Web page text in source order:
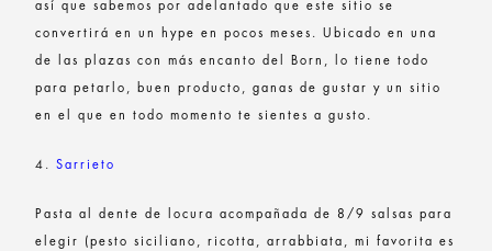
así que sabemos por adelantado que este sitio se
convertirá en un hype en pocos meses. Ubicado en una
de las plazas con más encanto del Born, lo tiene todo
para petarlo, buen producto, ganas de gustar y un sitio
en el que en todo momento te sientes a gusto.
4.Sarrieto
Pasta al dente de locura acompañada de 8/9 salsas para
elegir (pesto siciliano, ricotta, arrabbiata, mi favorita es